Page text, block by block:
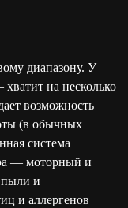
диапазону. У
на несколько
возможность
(в обычных
система
— моторный и
и
и аллергенов